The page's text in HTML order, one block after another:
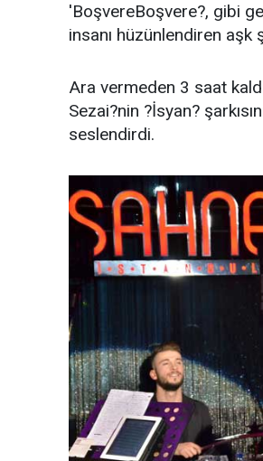
'BoşvereBoşvere?, gibi
insanı hüzünlendiren aşk
Ara vermeden 3 saat
Sezai?nin ?İsyan?
seslendirdi.